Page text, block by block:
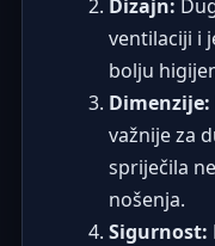
Dizajn:
ventilaciji i
bolju
Dimenzije:
važnije za
spriječila
nošenja.
Sigurnost: